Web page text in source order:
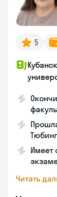
5
Имеет
Читать